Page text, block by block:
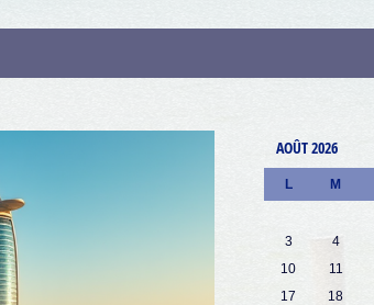
AOÛT 2026
L M
3
4
10
11
17
18